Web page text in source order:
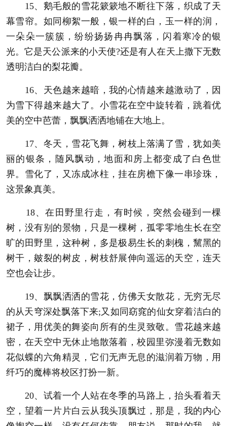
15、鹅毛般的雪花簌簌地不断往下落，织成了天
幕雪帘。如同柳絮一般，银一样的白，玉一样的润，
一朵朵一簇簇，纷纷扬扬冉冉飘落，闪着寒冷的银
光。它是天公派来的小天使?还是有人在天上撒下无数
透明洁白的梨花瓣。
16、天色越来越暗，我的心情越来越激动了，因
为雪下得越来越大了。小雪花在空中旋转着，跳着优
美的空中芭蕾，飘飘洒洒地铺在大地上。
17、冬天，雪花飞舞，树枝上落满了雪，犹如美
丽的银条，随风飘动，地面和房上都变成了白色世
界。雪化了，又冻成冰柱，挂在房檐下像一串珍珠，
这景象真美。
18、在田野里行走，有时候，突然会碰到一棵
树，没有别的景物，只是一棵树，孤零零地生长在空
旷的田野里，这种树，多是极易生长的刺槐，黧黑的
树干，皴裂的树皮，树枝舒展伸向遥远的天空，连天
空也会让步。
19、飘飘洒洒的雪花，仿佛天女散花，无穷无尽
的从天穹深处飘落下来;又如同窈窕的仙女穿着洁白的
裙子，用优美的舞姿向所有的生灵致敬。雪花越来越
密，在天空中无休止地散落着，校园里弥漫着无数如
花似蝶的六角精灵，它们无声无息的滋润着万物，用
纤巧的魔棒将校区打扮一新。
20、试着一个人站在冬季的马路上，抬头看着天
空，望着一片片白云从我头顶飘过，那是，我的内心